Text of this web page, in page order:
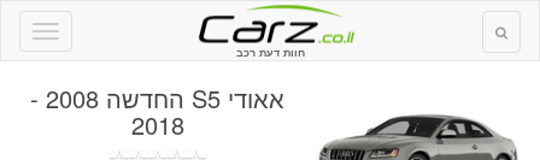
חוות דעת רכב
אאודי S5 החדשה 2008 -
2018